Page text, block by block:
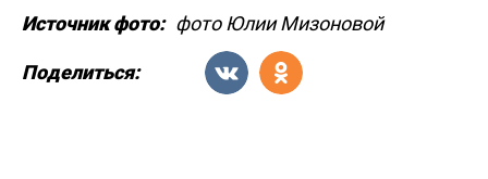
Источник фото: фото Юлии Мизоновой
Поделиться: